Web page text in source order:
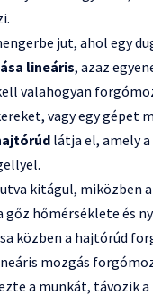
jut, ahol egy
lineáris, azaz
valahogyan
vagy egy gépet
látja el, amely
kitágul, miközben
gőz hőmérséklete és
közben a hajtórúd
mozgás
a munkát, távozik a